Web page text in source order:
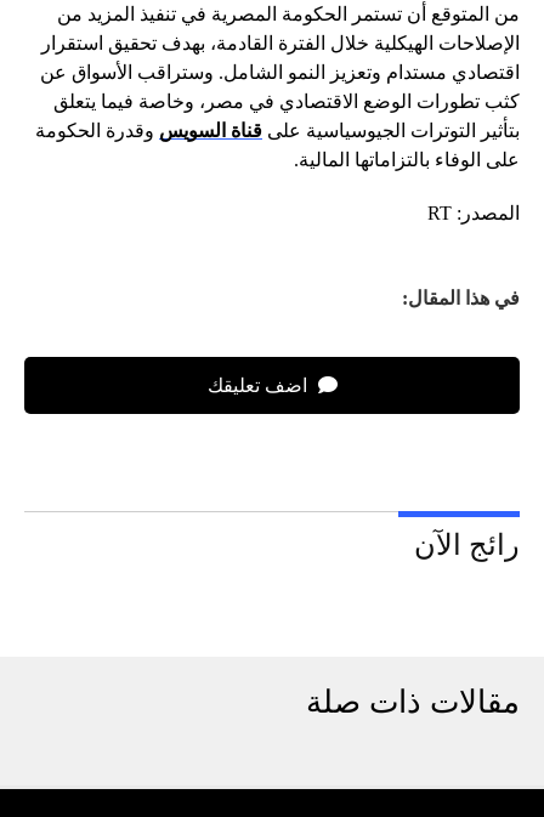
من المتوقع أن تستمر الحكومة المصرية في تنفيذ المزيد من
الإصلاحات الهيكلية خلال الفترة القادمة، بهدف تحقيق استقرار
اقتصادي مستدام وتعزيز النمو الشامل. وستراقب الأسواق عن
كثب تطورات الوضع الاقتصادي في مصر، وخاصة فيما يتعلق
بتأثير التوترات الجيوسياسية على قناة السويس وقدرة الحكومة
على الوفاء بالتزاماتها المالية.
المصدر: RT
في هذا المقال:
اضف تعليقك
رائج الآن
مقالات ذات صلة